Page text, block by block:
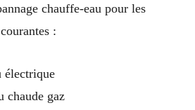
chauffe-eau pour les
:
électrique
chaude gaz